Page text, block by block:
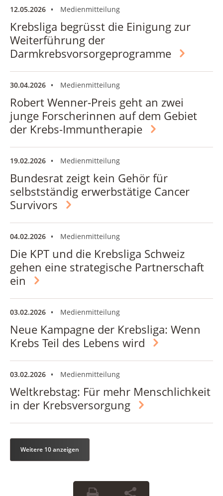
12.05.2026 Medienmitteilung
Krebsliga begrüsst die Einigung zur
Weiterführung der
Darmkrebsvorsorgeprogramme
30.04.2026 Medienmitteilung
Robert Wenner-Preis geht an zwei
junge Forscherinnen auf dem Gebiet
der Krebs-Immuntherapie
19.02.2026 Medienmitteilung
Bundesrat zeigt kein Gehör für
selbstständig erwerbstätige Cancer
Survivors
04.02.2026 Medienmitteilung
Die KPT und die Krebsliga Schweiz
gehen eine strategische Partnerschaft
ein
03.02.2026 Medienmitteilung
Neue Kampagne der Krebsliga: Wenn
Krebs Teil des Lebens wird
03.02.2026 Medienmitteilung
Weltkrebstag: Für mehr Menschlichkeit
in der Krebsversorgung
Weitere 10 anzeigen